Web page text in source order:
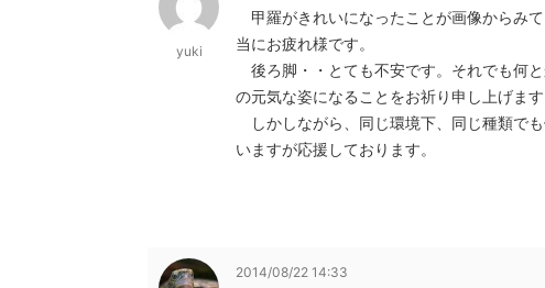
yuki
甲羅がきれいになったことが画像からみ
当にお疲れ様です。
後ろ脚・・とても不安です。それでも何
の元気な姿になることをお祈り申し上げます
しかしながら、同じ環境下、同じ種類で
いますが応援しております。
2014/08/22 14:33